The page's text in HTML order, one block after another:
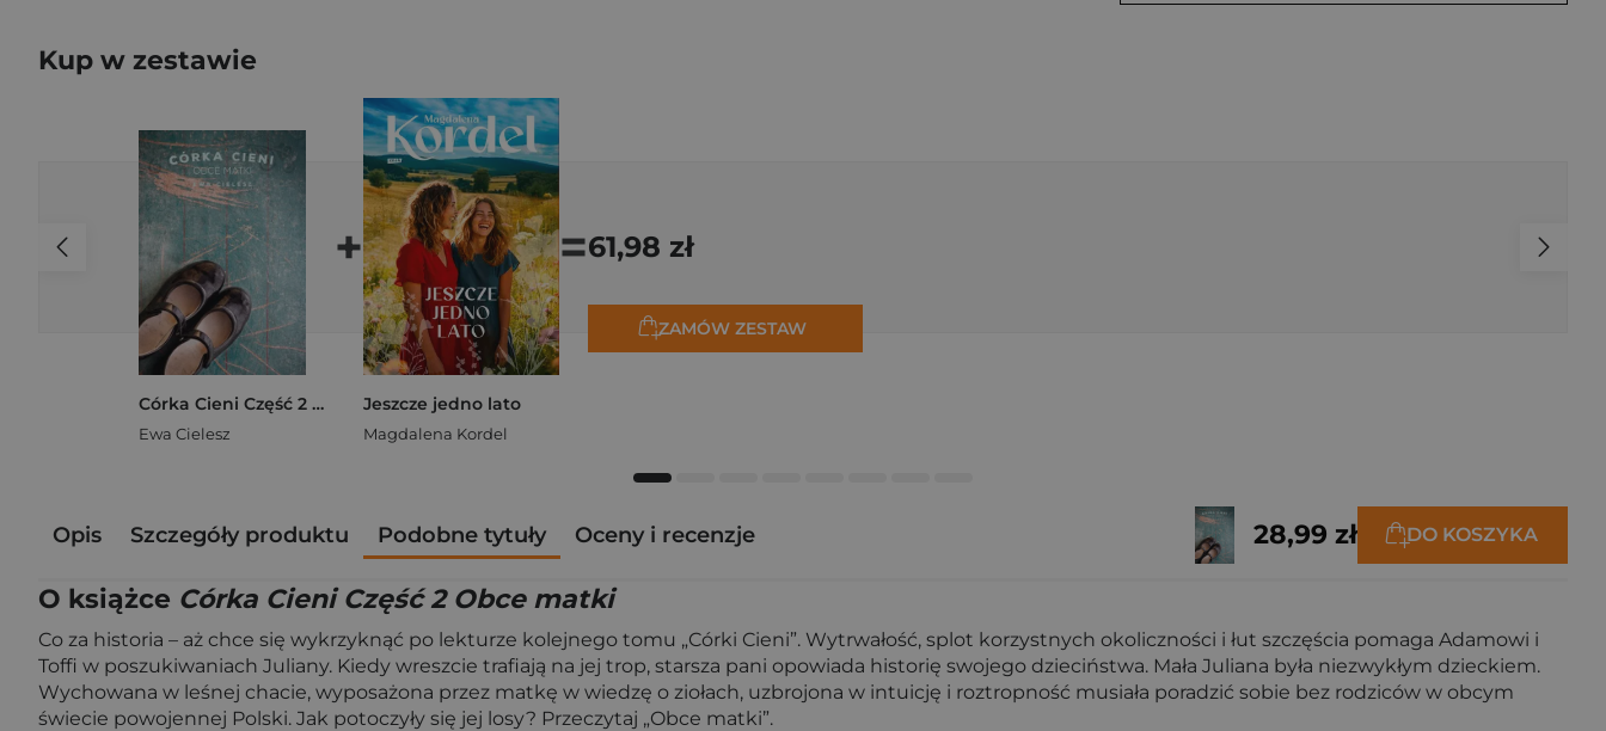
Kup w zestawie
Córka Cieni Część 2 Obce matki
Ewa Cielesz
+
Jeszcze jedno lato
Magdalena Kordel
=61,98 zł
ZAMÓW ZESTAW
Opis Szczegóły produktu Podobne tytuły Oceny i recenzje 28,99 zł DO KOSZYKA
O książce Córka Cieni Część 2 Obce matki
Co za historia – aż chce się wykrzyknąć po lekturze kolejnego tomu „Córki Cieni”. Wytrwałość, splot korzystnych okoliczności i łut szczęścia pomaga Adamowi i
Toffi w poszukiwaniach Juliany. Kiedy wreszcie trafiają na jej trop, starsza pani opowiada historię swojego dzieciństwa. Mała Juliana była niezwykłym dzieckiem.
Wychowana w leśnej chacie, wyposażona przez matkę w wiedzę o ziołach, uzbrojona w intuicję i roztropność musiała poradzić sobie bez rodziców w obcym
świecie powojennej Polski. Jak potoczyły się jej losy? Przeczytaj „Obce matki”.